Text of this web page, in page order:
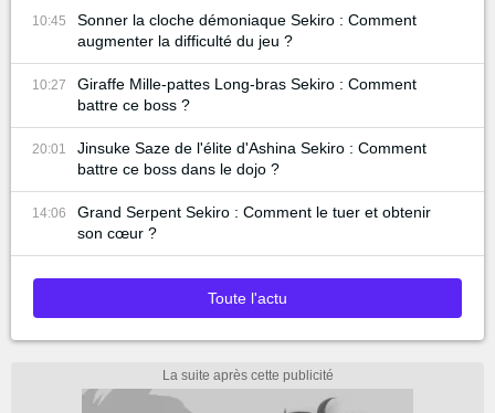
10:45
Sonner la cloche démoniaque Sekiro : Comment
augmenter la difficulté du jeu ?
10:27
Giraffe Mille-pattes Long-bras Sekiro : Comment
battre ce boss ?
20:01
Jinsuke Saze de l'élite d'Ashina Sekiro : Comment
battre ce boss dans le dojo ?
14:06
Grand Serpent Sekiro : Comment le tuer et obtenir
son cœur ?
Toute l'actu